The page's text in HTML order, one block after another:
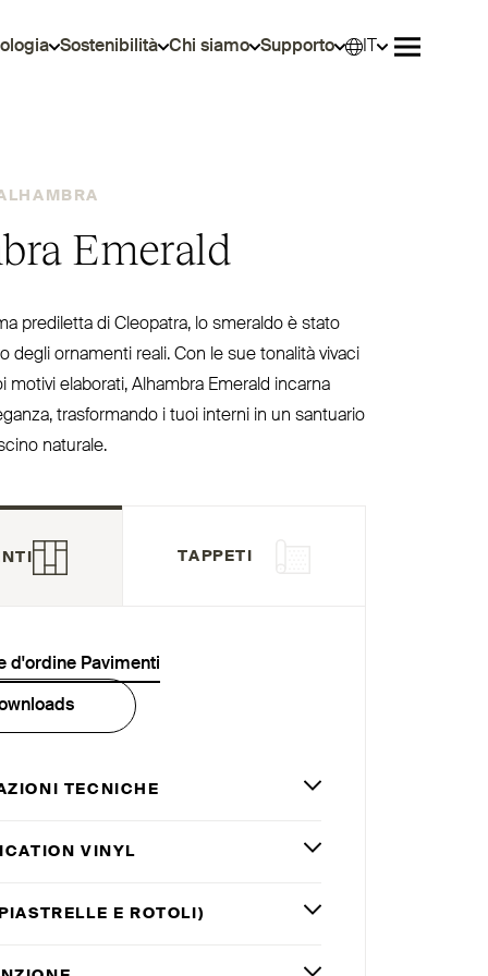
Sostenibilità Chi siamo Supporto
Emerald
pre­diletta di Cleopatra, lo smeraldo è stato
degli ornamenti reali. Con le sue tonalità vivaci
motivi elaborati, Alhambra Emerald incarna
tra­sformando i tuoi interni in un santuario
naturale.
TAPPETI
d'ordine Pavimenti
TECNICHE
VINYL
E ROTOLI)